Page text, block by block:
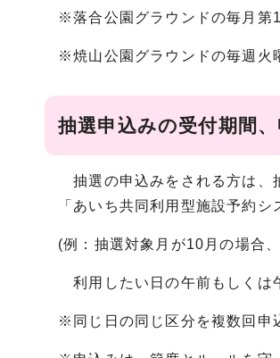
※落合公園グラウンドの毎月第
※焼山公園グラウンドの毎週火
抽選申込みの受付期間
抽選の申込みをされる方は、
「あいち共同利用型施設予約
(例：抽選対象月が10月の場合
利用したい日の午前もしくは
※同じ日の同じ区分を複数回申